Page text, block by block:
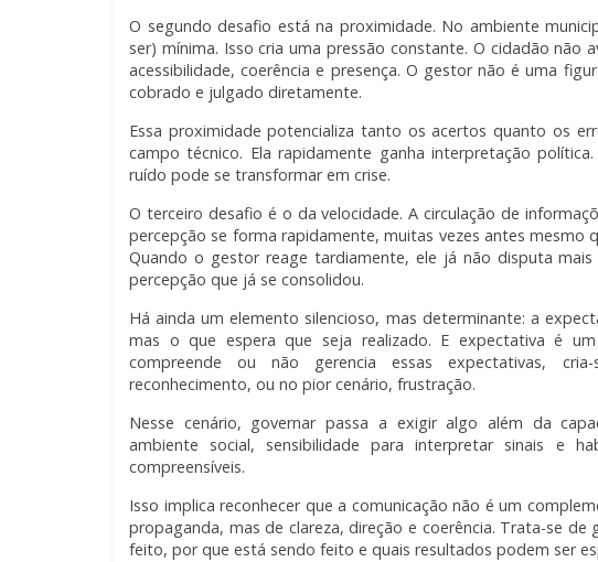
O segundo desafio está na proximidade. No ambiente
ser) mínima. Isso cria uma pressão constante. O cidadão não
acessibilidade, coerência e presença. O gestor não é uma
cobrado e julgado diretamente.
Essa proximidade potencializa tanto os acertos quanto os
campo técnico. Ela rapidamente ganha interpretação
ruído pode se transformar em crise.
O terceiro desafio é o da velocidade. A circulação de
percepção se forma rapidamente, muitas vezes antes
Quando o gestor reage tardiamente, ele já não disputa
percepção que já se consolidou.
Há ainda um elemento silencioso, mas determinante: a
mas o que espera que seja realizado. E expectativa é
compreende ou não gerencia essas expectativas,
reconhecimento, ou no pior cenário, frustração.
Nesse cenário, governar passa a exigir algo além da
ambiente social, sensibilidade para interpretar sinais e
compreensíveis.
Isso implica reconhecer que a comunicação não é um
propaganda, mas de clareza, direção e coerência. Trata-se
feito, por que está sendo feito e quais resultados podem ser